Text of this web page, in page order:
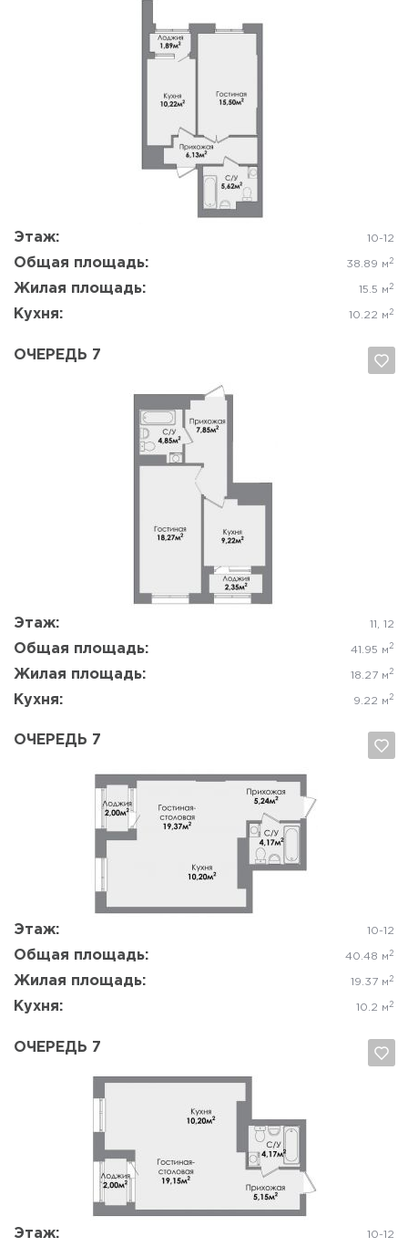
Этаж: 10-12
Общая площадь: 38.89 м 2
Жилая площадь: 15.5 м 2
Кухня: 10.22 м 2
Да, удалить Отмена
ОЧЕРЕДЬ 7
Этаж: 11, 12
Общая площадь: 41.95 м 2
Жилая площадь: 18.27 м 2
Кухня: 9.22 м 2
Да, удалить Отмена
ОЧЕРЕДЬ 7
Этаж: 10-12
Общая площадь: 40.48 м 2
Жилая площадь: 19.37 м 2
Кухня: 10.2 м 2
Да, удалить
ОЧЕРЕДЬ 7
Этаж: 10-12